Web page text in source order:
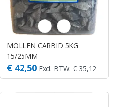
MOLLEN CARBID 5KG
15/25MM
€ 42,50 Excl. BTW: € 35,12